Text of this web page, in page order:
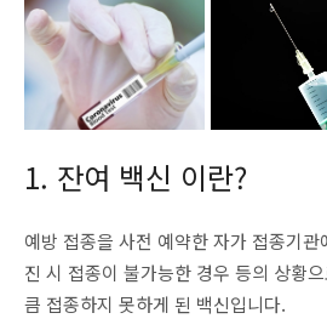
1. 잔여 백신 이란?
예방 접종을 사전 예약한 자가 접종기
진 시 접종이 불가능한 경우 등의 상황
큼 접종하지 못하게 된 백신입니다.